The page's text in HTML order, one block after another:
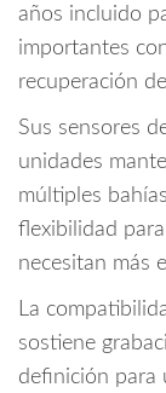
años incluido
importantes
recuperación
Sus sensores
unidades
múltiples
flexibilidad
necesitan más
La
sostiene
definición para